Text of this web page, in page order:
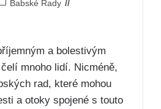
Babské Rady
a bolestivým
mnoho lidí. Nicméně,
rad, které mohou
a otoky spojené s touto